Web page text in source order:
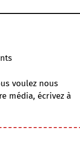
voulez nous
média, écrivez à